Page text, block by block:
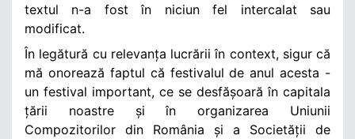
textul n-a fost în niciun fel intercalat sau
modificat.
În legătură cu relevanța lucrării în context, sigur că
mă onorează faptul că festivalul de anul acesta -
un festival important, ce se desfășoară în capitala
țării noastre și în organizarea Uniunii
Compozitorilor din România și a Societății de